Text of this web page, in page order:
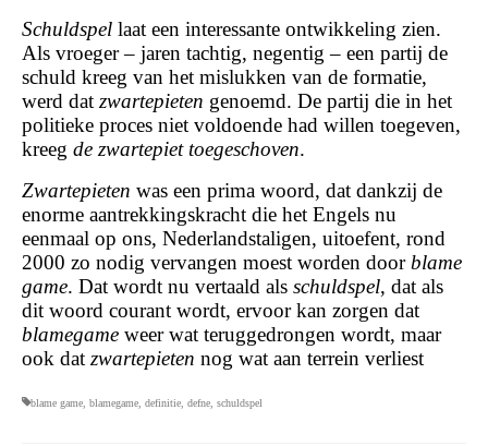
Schuldspel laat een interessante ontwikkeling zien.
Als vroeger – jaren tachtig, negentig – een partij de
schuld kreeg van het mislukken van de formatie,
werd dat zwartepieten genoemd. De partij die in het
politieke proces niet voldoende had willen toegeven,
kreeg de zwartepiet toegeschoven.
Zwartepieten was een prima woord, dat dankzij de
enorme aantrekkingskracht die het Engels nu
eenmaal op ons, Nederlandstaligen, uitoefent, rond
2000 zo nodig vervangen moest worden doorblame
game. Dat wordt nu vertaald als schuldspel, dat als
dit woord courant wordt, ervoor kan zorgen dat
blamegame weer wat teruggedrongen wordt, maar
ook dat zwartepieten nog wat aan terrein verliest
blame game blamegame definitie defne schuldspel